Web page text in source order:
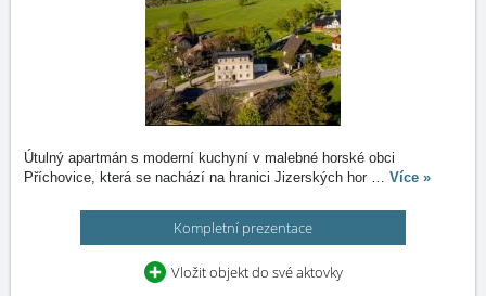
Útulný apartmán s moderní kuchyní v malebné horské obci
Příchovice, která se nachází na hranici Jizerských hor … Více »
Kompletní prezentace
Vložit objekt do své aktovky